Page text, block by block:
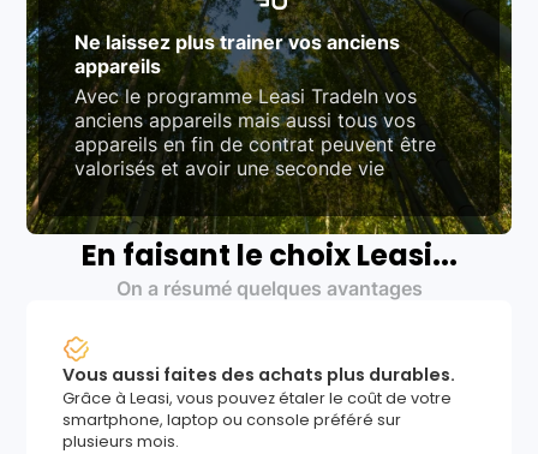
Ne laissez plus trainer vos anciens
appareils
Avec le programme Leasi TradeIn vos
anciens appareils mais aussi tous vos
appareils en fin de contrat peuvent être
valorisés et avoir une seconde vie
En faisant le choix Leasi...
On a résumé quelques avantages
Vous aussi faites des achats plus durables.
Grâce à Leasi, vous pouvez étaler le coût de votre
smartphone, laptop ou console préféré sur
plusieurs mois.